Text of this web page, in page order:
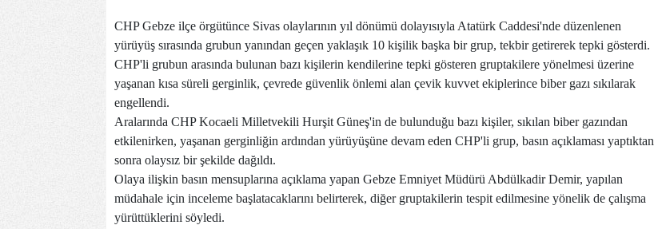
CHP Gebze ilçe örgütünce Sivas olaylarının yıl dönümü dolayısıyla Atatürk Caddesi'nde düzenlenen
yürüyüş sırasında grubun yanından geçen yaklaşık 10 kişilik başka bir grup, tekbir getirerek tepki gösterdi.
CHP'li grubun arasında bulunan bazı kişilerin kendilerine tepki gösteren gruptakilere yönelmesi üzerine
yaşanan kısa süreli gerginlik, çevrede güvenlik önlemi alan çevik kuvvet ekiplerince biber gazı sıkılarak
engellendi.
Aralarında CHP Kocaeli Milletvekili Hurşit Güneş'in de bulunduğu bazı kişiler, sıkılan biber gazından
etkilenirken, yaşanan gerginliğin ardından yürüyüşüne devam eden CHP'li grup, basın açıklaması yaptıktan
sonra olaysız bir şekilde dağıldı.
Olaya ilişkin basın mensuplarına açıklama yapan Gebze Emniyet Müdürü Abdülkadir Demir, yapılan
müdahale için inceleme başlatacaklarını belirterek, diğer gruptakilerin tespit edilmesine yönelik de çalışma
yürüttüklerini söyledi.